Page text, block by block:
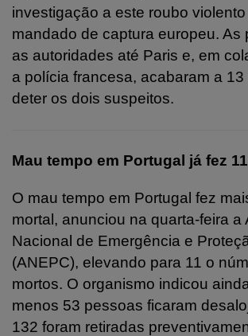
investigação a este roubo
mandado de captura europeu. As
as autoridades até Paris e, em
a polícia francesa, acabaram a
deter os dois suspeitos.
Mau tempo em Portugal já fez
O mau tempo em Portugal fez
mortal, anunciou na quarta-feira a
Nacional de Emergência e
(ANEPC), elevando para 11 o
mortos. O organismo indicou
menos 53 pessoas ficaram
132 foram retiradas